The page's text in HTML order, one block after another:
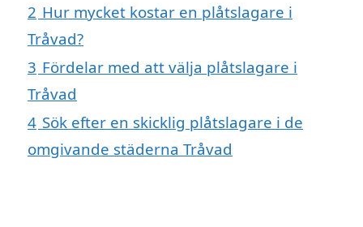
2 Hur mycket kostar en plåtslagare i
Tråvad?
3 Fördelar med att välja plåtslagare i
Tråvad
4 Sök efter en skicklig plåtslagare i de
omgivande städerna Tråvad